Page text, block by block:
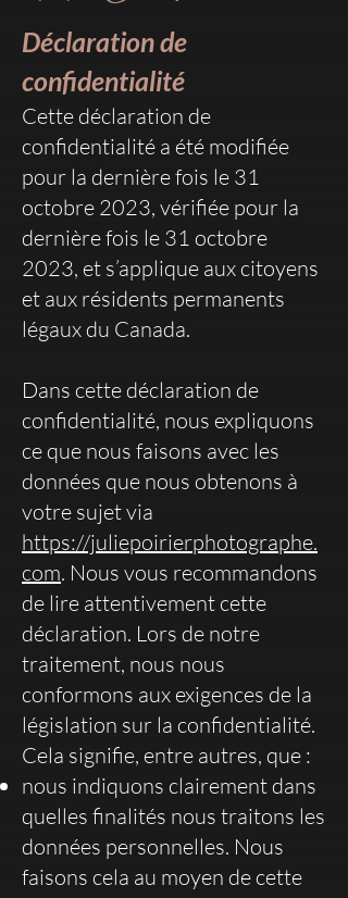
Déclaration de
confidentialité
Cette déclaration de
confidentialité a été modifiée
pour la dernière fois le 31
octobre 2023, vérifiée pour la
dernière fois le 31 octobre
2023, et s’applique aux citoyens
et aux résidents permanents
légaux du Canada.
Dans cette déclaration de
confidentialité, nous expliquons
ce que nous faisons avec les
données que nous obtenons à
votre sujet via
https://juliepoirierphotographe.
com. Nous vous recommandons
de lire attentivement cette
déclaration. Lors de notre
traitement, nous nous
conformons aux exigences de la
législation sur la confidentialité.
Cela signifie, entre autres, que :
nous indiquons clairement dans
quelles finalités nous traitons les
données personnelles. Nous
faisons cela au moyen de cette